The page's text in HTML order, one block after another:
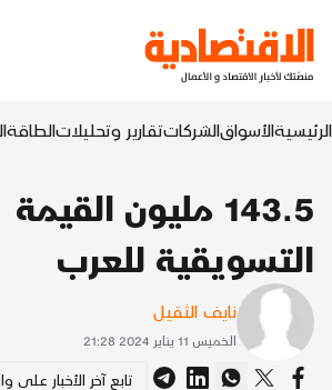
الرئيسيةالأسواقالشركاتتقارير وتحليلاتالطاقة
143.5 مليون القيمة
التسويقية للعرب
نايف الثقيل
الخميس 11 يناير 2024 21:28
تابع آخر الأخبار على